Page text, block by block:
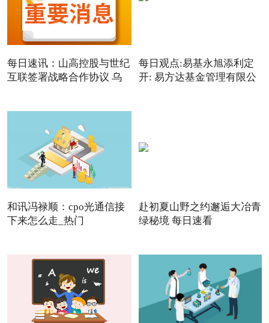
每日速讯：山高控股与世纪
互联签署战略合作协议 乌
每日观点:易基永旭添利定
开: 易方达基金管理有限公
和讯冯禄顺：cpo光通信接
下来怎么走_热门
赴初夏山野之约邂逅大冶青
绿秘境 每日速看